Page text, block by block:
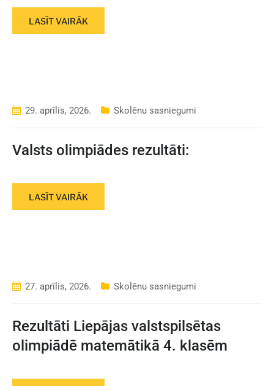
LASĪT VAIRĀK
29. aprīlis, 2026. Skolēnu sasniegumi
Valsts olimpiādes rezultāti:
LASĪT VAIRĀK
27. aprīlis, 2026. Skolēnu sasniegumi
Rezultāti Liepājas valstspilsētas
olimpiādē matemātikā 4. klasēm